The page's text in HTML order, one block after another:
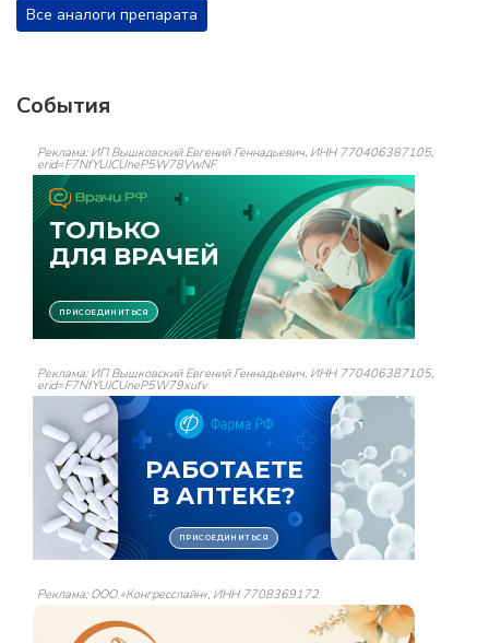
Все аналоги препарата
События
Реклама: ИП Вышковский Евгений Геннадьевич, ИНН 770406387105,
erid=F7NfYUJCUneP5W78VwNF
Реклама: ИП Вышковский Евгений Геннадьевич, ИНН 770406387105,
erid=F7NfYUJCUneP5W79xufv
Реклама: ООО «Конгресслайн», ИНН 7708369172